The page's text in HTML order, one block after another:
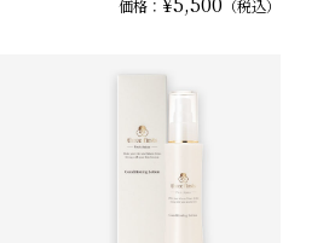
価格：
（税込）